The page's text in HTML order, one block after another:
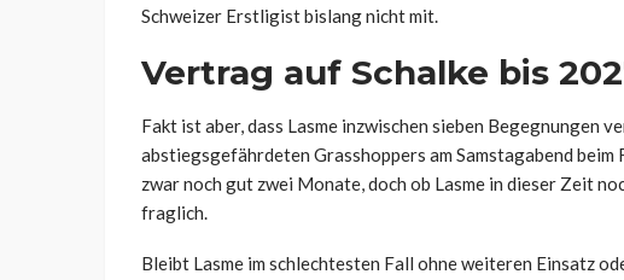
Schweizer Erstligist bislang nicht mit.
Vertrag auf Schalke bis
Fakt ist aber, dass Lasme inzwischen sieben Begegnungen
abstiegsgefährdeten Grasshoppers am Samstagabend beim
zwar noch gut zwei Monate, doch ob Lasme in dieser Zeit
fraglich.
Bleibt Lasme im schlechtesten Fall ohne weiteren Einsatz